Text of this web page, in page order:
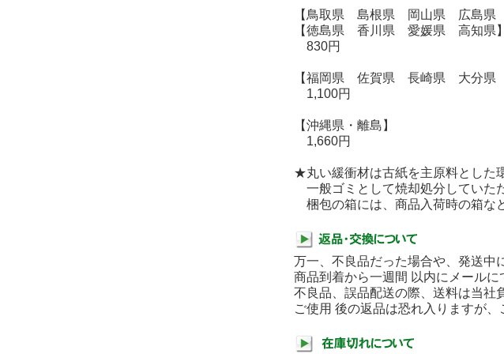
【鳥取県 島根県 岡山県 広島県
【徳島県 香川県 愛媛県 高知県】
830円
【福岡県 佐賀県 長崎県 大分県
1,100円
【沖縄県・離島】
1,660円
★丸い緩衝材は古紙を主原料とした
一般ゴミとして焼却処分していた
梱包の箱には、商品入荷時の箱な
万一、不良品だった場合や、発送中
商品到着から一週間 以内にメールに
不良品、誤品配送の際、送料は当社
ご使用 後の返品は恐れ入りますが